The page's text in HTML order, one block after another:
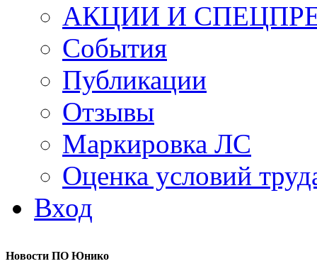
АКЦИИ И
События
Публикации
Отзывы
Маркировка ЛС
Оценка условий
Вход
Новости ПО Юнико